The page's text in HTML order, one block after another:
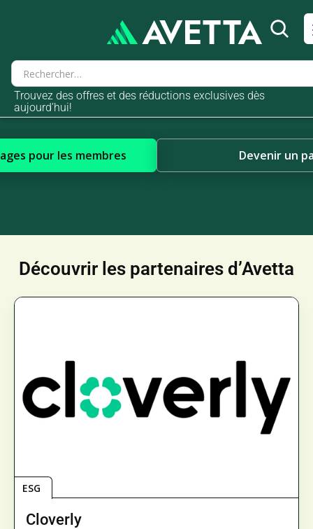
Trouvez des offres et des réductions exclusives dès
aujourd’hui!
pour les membres Devenir un
Découvrir les partenaires d’Avetta
ESG
Cloverly